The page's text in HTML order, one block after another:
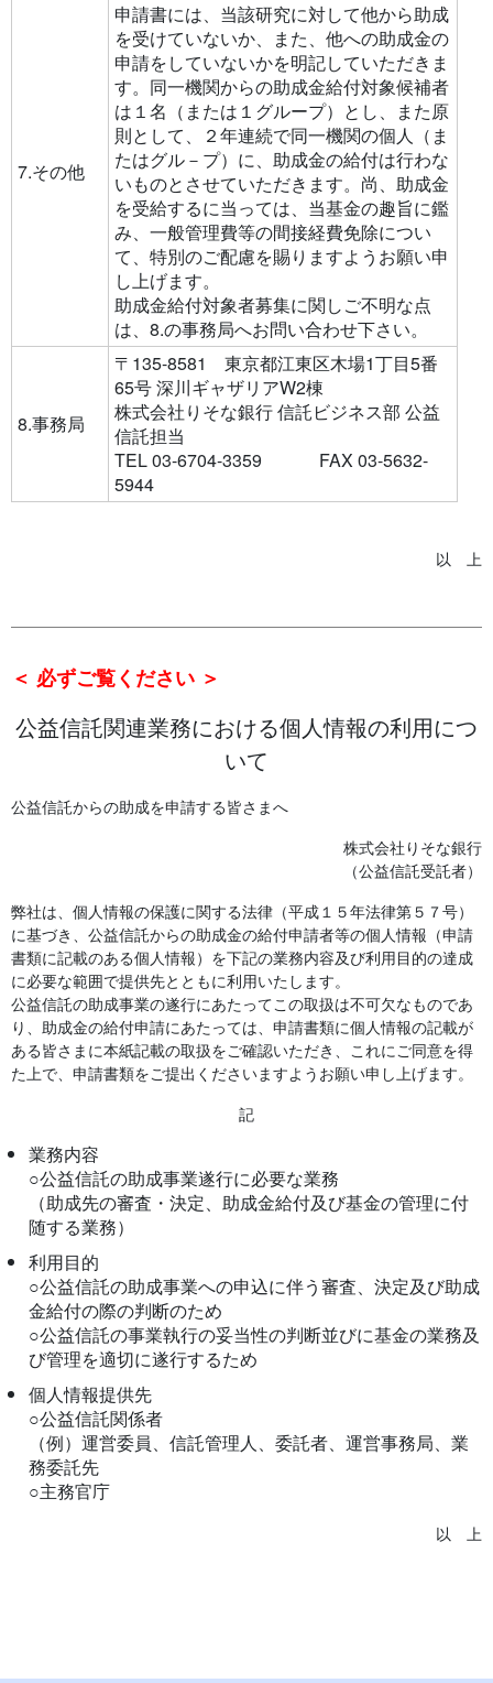
7.その他
申請書には、当該研究に対して他から助成
を受けていないか、また、他への助成金の
申請をしていないかを明記していただきま
す。同一機関からの助成金給付対象候補者
は１名（または１グループ）とし、また原
則として、２年連続で同一機関の個人（ま
たはグル－プ）に、助成金の給付は行わな
いものとさせていただきます。尚、助成金
を受給するに当っては、当基金の趣旨に鑑
み、一般管理費等の間接経費免除につい
て、特別のご配慮を賜りますようお願い申
し上げます。
助成金給付対象者募集に関しご不明な点
は、8.の事務局へお問い合わせ下さい。
8.事務局
〒135-8581 東京都江東区木場1丁目5番
65号 深川ギャザリアW2棟
株式会社りそな銀行 信託ビジネス部 公益
信託担当
TEL 03-6704-3359 FAX 03-5632-
5944
以 上
＜ 必ずご覧ください ＞
公益信託関連業務における個人情報の利用につ
いて
公益信託からの助成を申請する皆さまへ
株式会社りそな銀行
（公益信託受託者）
弊社は、個人情報の保護に関する法律（平成１５年法律第５７号）
に基づき、公益信託からの助成金の給付申請者等の個人情報（申請
書類に記載のある個人情報）を下記の業務内容及び利用目的の達成
に必要な範囲で提供先とともに利用いたします。
公益信託の助成事業の遂行にあたってこの取扱は不可欠なものであ
り、助成金の給付申請にあたっては、申請書類に個人情報の記載が
ある皆さまに本紙記載の取扱をご確認いただき、これにご同意を得
た上で、申請書類をご提出くださいますようお願い申し上げます。
記
業務内容
○公益信託の助成事業遂行に必要な業務
（助成先の審査・決定、助成金給付及び基金の管理に付
随する業務）
利用目的
○公益信託の助成事業への申込に伴う審査、決定及び助成
金給付の際の判断のため
○公益信託の事業執行の妥当性の判断並びに基金の業務及
び管理を適切に遂行するため
個人情報提供先
○公益信託関係者
（例）運営委員、信託管理人、委託者、運営事務局、業
務委託先
○主務官庁
以 上